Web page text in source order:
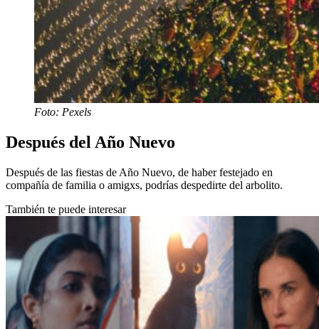
Foto: Pexels
Después del Año Nuevo
Después de las fiestas de Año Nuevo, de haber festejado en
compañía de familia o amigxs, podrías despedirte del arbolito.
También te puede interesar